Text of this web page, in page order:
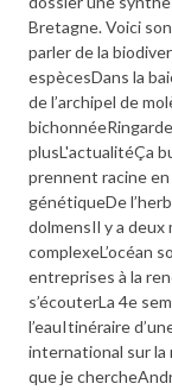
Bretagne. Voici
parler de la
espècesDans la
de l’archipel de
plusL'actualitéÇa
prennent racine
génétiqueDe
dolmensIl y a deux
complexeL’océan
entreprises à la
s’écouterLa 4e
l’eauItinéraire
international sur la
que je